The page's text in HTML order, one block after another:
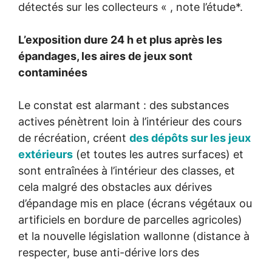
détectés sur les collecteurs « , note l’étude*.
L’exposition dure 24 h et plus après les
épandages, les aires de jeux sont
contaminées
Le constat est alarmant : des substances
actives pénètrent loin à l’intérieur des cours
de récréation, créent des dépôts sur les jeux
extérieurs (et toutes les autres surfaces) et
sont entraînées à l’intérieur des classes, et
cela malgré des obstacles aux dérives
d’épandage mis en place (écrans végétaux ou
artificiels en bordure de parcelles agricoles)
et la nouvelle législation wallonne (distance à
respecter, buse anti-dérive lors des